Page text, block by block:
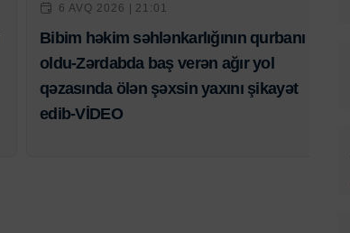
6 AVQ 2026 | 21:01
Bibim həkim səhlənkarlığının qurbanı
oldu-Zərdabda baş verən ağır yol
qəzasında ölən şəxsin yaxını şikayət
edib-VİDEO